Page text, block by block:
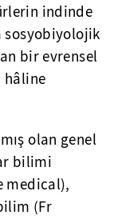
indinde
sosyobiyolojik
bir evrensel
hâline
olan genel
bilimi
medical),
(Fr